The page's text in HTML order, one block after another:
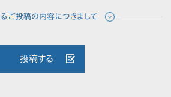
投稿する